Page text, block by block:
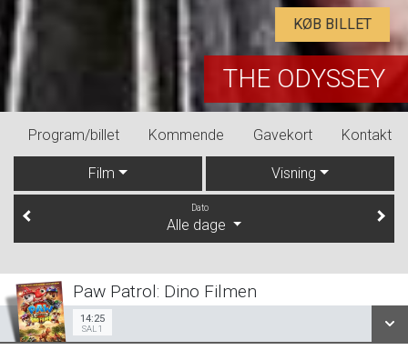
THE ODYSSEY
KØB BILLET
Program/billet Kommende Gavekort Kontakt
Film Visning
Dato
Alle dage
Paw Patrol: Dino Filmen
14:25
SAL 1
Sal 1